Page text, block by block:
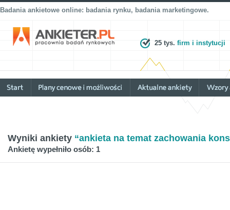
Badania ankietowe online: badania rynku, badania marketingowe.
25 tys. firm i instytucji
Wyniki ankiety “ankieta na temat zachowania
Ankietę wypełniło osób: 1